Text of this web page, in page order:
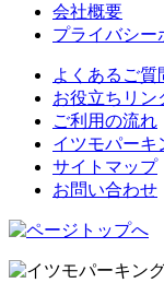
会社概要
プライバシー
よくあるご質
お役立ちリン
ご利用の流れ
イツモパーキ
サイトマップ
お問い合わせ